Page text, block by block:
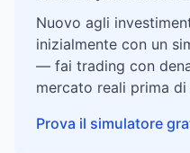
Nuovo agli
inizialmente con un
— fai trading con
mercato reali prima
Prova il simulatore